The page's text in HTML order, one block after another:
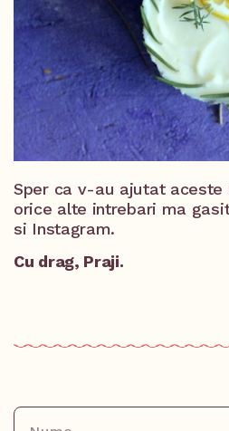
Sper ca v-au ajutat aceste
orice alte intrebari ma
si Instagram.
Cu drag, Praji.